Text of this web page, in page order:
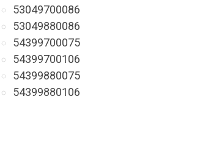
53049700086
53049880086
54399700075
54399700106
54399880075
54399880106